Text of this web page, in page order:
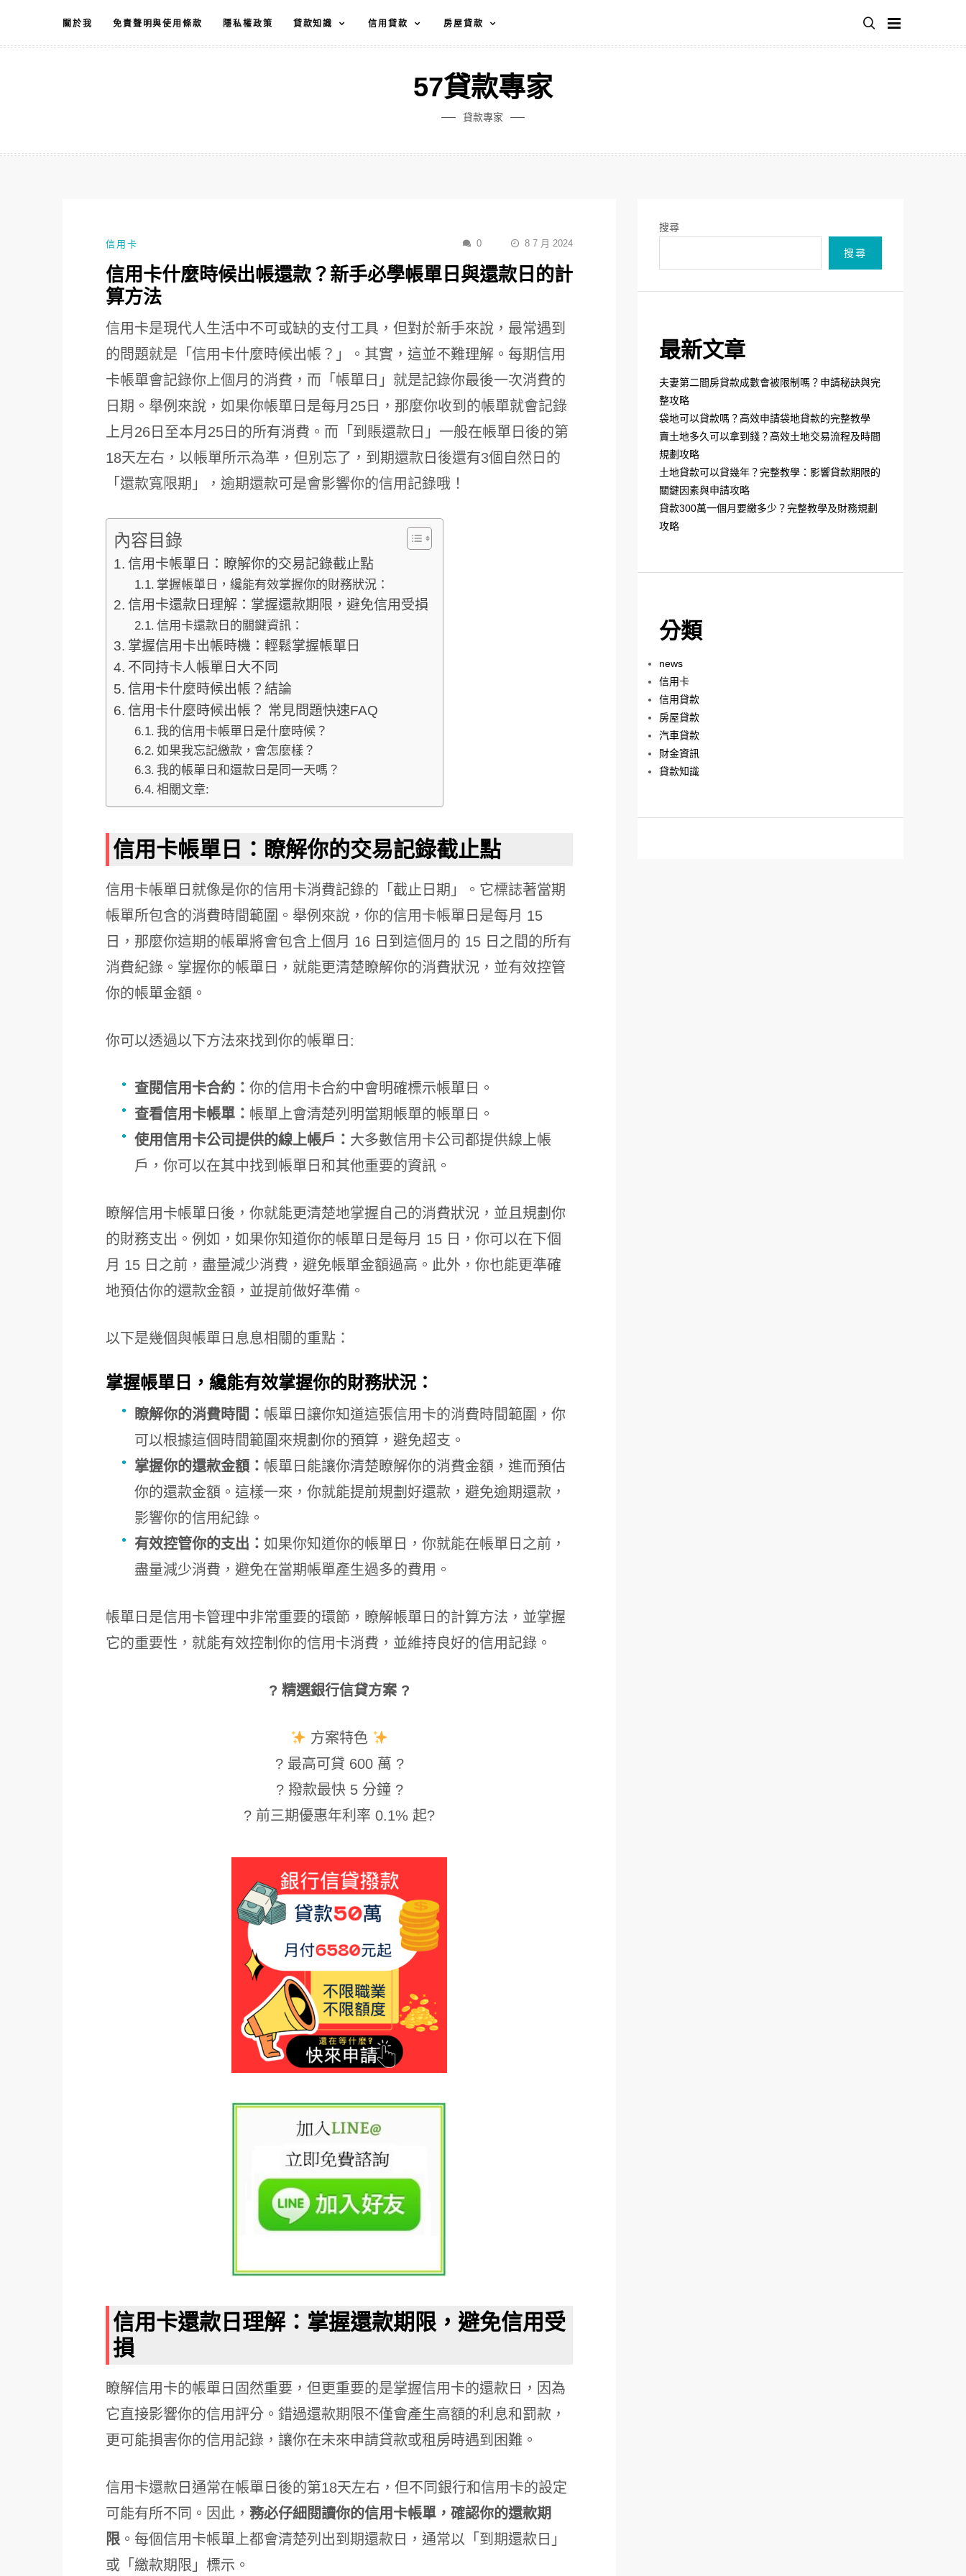
主
關於我 免責聲明與使用條款 隱私權政策 貸款知識 信用貸款 房屋貸款
57貸款專家
貸款專家
信用卡 0 8 7 月 2024
信用卡什麼時候出帳還款？新手必學帳單日與還款日的計
算方法
信用卡是現代人生活中不可或缺的支付工具，但對於新手來說，最常遇到
的問題就是「信用卡什麼時候出帳？」。其實，這並不難理解。每期信用
卡帳單會記錄你上個月的消費，而「帳單日」就是記錄你最後一次消費的
日期。舉例來說，如果你帳單日是每月25日，那麼你收到的帳單就會記錄
上月26日至本月25日的所有消費。而「到賬還款日」一般在帳單日後的第
18天左右，以帳單所示為準，但別忘了，到期還款日後還有3個自然日的
「還款寬限期」，逾期還款可是會影響你的信用記錄哦！
內容目錄
信用卡帳單日：瞭解你的交易記錄截止點
掌握帳單日，纔能有效掌握你的財務狀況：
信用卡還款日理解：掌握還款期限，避免信用受損
信用卡還款日的關鍵資訊：
掌握信用卡出帳時機：輕鬆掌握帳單日
不同持卡人帳單日大不同
信用卡什麼時候出帳？結論
信用卡什麼時候出帳？ 常見問題快速FAQ
我的信用卡帳單日是什麼時候？
如果我忘記繳款，會怎麼樣？
我的帳單日和還款日是同一天嗎？
相關文章:
信用卡帳單日：瞭解你的交易記錄截止點
信用卡帳單日就像是你的信用卡消費記錄的「截止日期」。它標誌著當期
帳單所包含的消費時間範圍。舉例來說，你的信用卡帳單日是每月 15
日，那麼你這期的帳單將會包含上個月 16 日到這個月的 15 日之間的所有
消費紀錄。掌握你的帳單日，就能更清楚瞭解你的消費狀況，並有效控管
你的帳單金額。
你可以透過以下方法來找到你的帳單日:
查閱信用卡合約： 你的信用卡合約中會明確標示帳單日。
查看信用卡帳單： 帳單上會清楚列明當期帳單的帳單日。
使用信用卡公司提供的線上帳戶： 大多數信用卡公司都提供線上帳
戶，你可以在其中找到帳單日和其他重要的資訊。
瞭解信用卡帳單日後，你就能更清楚地掌握自己的消費狀況，並且規劃你
的財務支出。例如，如果你知道你的帳單日是每月 15 日，你可以在下個
月 15 日之前，盡量減少消費，避免帳單金額過高。此外，你也能更準確
地預估你的還款金額，並提前做好準備。
以下是幾個與帳單日息息相關的重點：
掌握帳單日，纔能有效掌握你的財務狀況：
瞭解你的消費時間： 帳單日讓你知道這張信用卡的消費時間範圍，你
可以根據這個時間範圍來規劃你的預算，避免超支。
掌握你的還款金額： 帳單日能讓你清楚瞭解你的消費金額，進而預估
你的還款金額。這樣一來，你就能提前規劃好還款，避免逾期還款，
影響你的信用紀錄。
有效控管你的支出： 如果你知道你的帳單日，你就能在帳單日之前，
盡量減少消費，避免在當期帳單產生過多的費用。
帳單日是信用卡管理中非常重要的環節，瞭解帳單日的計算方法，並掌握
它的重要性，就能有效控制你的信用卡消費，並維持良好的信用記錄。
? 精選銀行信貸方案 ?
方案特色
? 最高可貸 600 萬 ?
? 撥款最快 5 分鐘 ?
? 前三期優惠年利率 0.1% 起?
信用卡還款日理解：掌握還款期限，避免信用受
損
瞭解信用卡的帳單日固然重要，但更重要的是掌握信用卡的還款日，因為
它直接影響你的信用評分。錯過還款期限不僅會產生高額的利息和罰款，
更可能損害你的信用記錄，讓你在未來申請貸款或租房時遇到困難。
信用卡還款日通常在帳單日後的第18天左右，但不同銀行和信用卡的設定
可能有所不同。因此， 務必仔細閱讀你的信用卡帳單，確認你的還款期
限 。每個信用卡帳單上都會清楚列出到期還款日，通常以「到期還款日」
或「繳款期限」標示。
搜尋
搜尋
最新文章
夫妻第二間房貸款成數會被限制嗎？申請秘訣與完
整攻略
袋地可以貸款嗎？高效申請袋地貸款的完整教學
賣土地多久可以拿到錢？高效土地交易流程及時間
規劃攻略
土地貸款可以貸幾年？完整教學：影響貸款期限的
關鍵因素與申請攻略
貸款300萬一個月要繳多少？完整教學及財務規劃
攻略
分類
news
信用卡
信用貸款
房屋貸款
汽車貸款
財金資訊
貸款知識